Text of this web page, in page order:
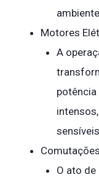
Motores
A
O ato